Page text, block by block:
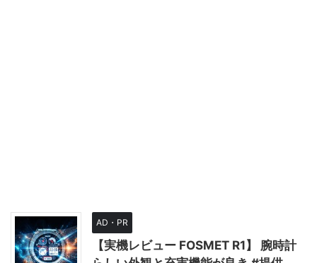
AD・PR
【実機レビュー FOSMET R1】 腕時計